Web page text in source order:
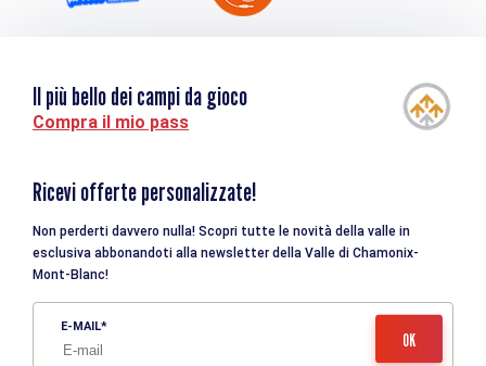
Il più bello dei campi da gioco
Compra il mio pass
Ricevi offerte personalizzate!
Non perderti davvero nulla! Scopri tutte le novità della valle in
esclusiva abbonandoti alla newsletter della Valle di Chamonix-
Mont-Blanc!
E-MAIL